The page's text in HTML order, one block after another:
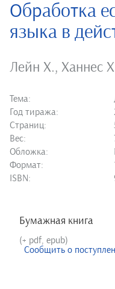
Обработка
языка в
Лейн Х., Ханнес
Тема:
Год тиража:
Страниц:
Вес:
Обложка:
Формат:
ISBN:
Бумажная книга
(+ pdf, epub)
Сообщить о